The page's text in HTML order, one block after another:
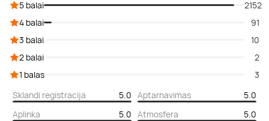
5 balai
2152
4 balai
91
3 balai
10
2 balai
2
1 balas
3
Sklandi registracija
5.0 Aptarnavimas
5.0
Aplinka
5.0 Atmosfera 5.0